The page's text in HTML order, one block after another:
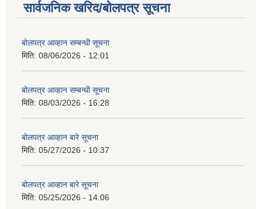
सार्वजनिक खरिद/बोलपत्र सूचना
बोलपत्र आव्हान सम्बन्धी सूचना
मिति: 08/06/2026 - 12:01
बोलपत्र आव्हान सम्बन्धी सूचना
मिति: 08/03/2026 - 16:28
बोलपत्र आव्हान बारे सूचना
मिति: 05/27/2026 - 10:37
बोलपत्र आव्हान बारे सूचना
मिति: 05/25/2026 - 14:06